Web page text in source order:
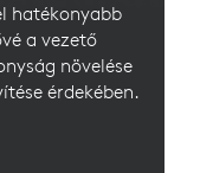
hatékonyabb
a vezető
növelése
érdekében.